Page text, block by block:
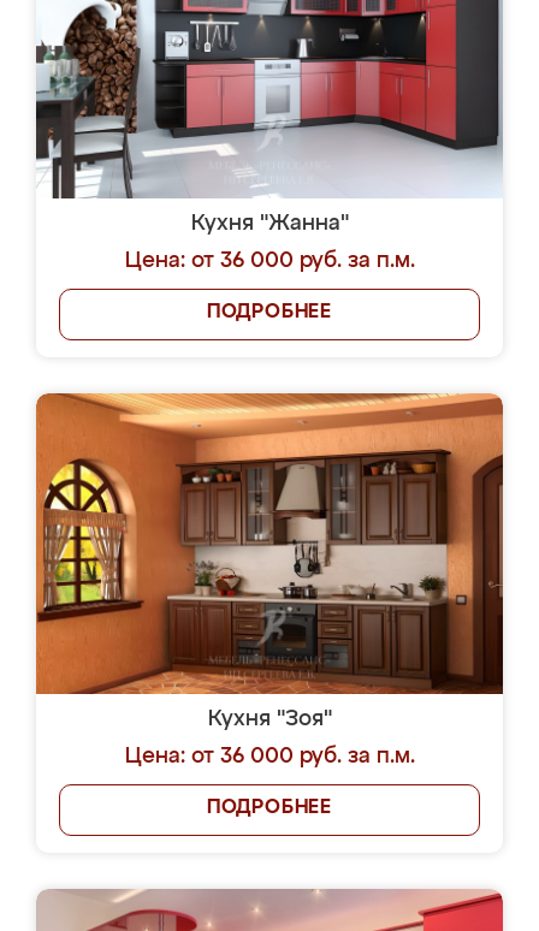
Кухня "Жанна"
Цена: от 36 000 руб. за п.м.
ПОДРОБНЕЕ
Кухня "Зоя"
Цена: от 36 000 руб. за п.м.
ПОДРОБНЕЕ